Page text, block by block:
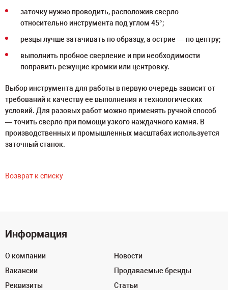
заточку нужно проводить, расположив сверло
относительно инструмента под углом 45°;
резцы лучше затачивать по образцу, а острие ― по центру;
выполнить пробное сверление и при необходимости
поправить режущие кромки или центровку.
Выбор инструмента для работы в первую очередь зависит от
требований к качеству ее выполнения и технологических
условий. Для разовых работ можно применять ручной способ
― точить сверло при помощи узкого наждачного камня. В
производственных и промышленных масштабах используется
заточный станок.
Возврат к списку
Информация
О компании
Вакансии
Реквизиты
Новости
Продаваемые бренды
Статьи